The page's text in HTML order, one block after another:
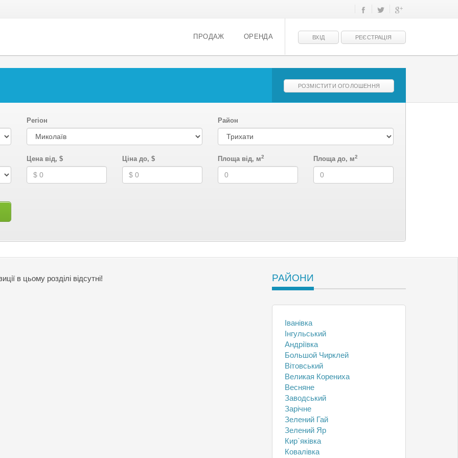
ВХІД РЕЄСТРАЦІЯ
ПРОДАЖ ОРЕНДА
РОЗМІСТИТИ ОГОЛОШЕННЯ
Регіон Район
Цена від, $ Ціна до, $ Площа від, м2 Площа до, м2
в цьому розділі відсутні! РАЙОНИ
Іванівка
Інгульський
Андріївка
Большой Чирклей
Вітовський
Великая Корениха
Весняне
Заводський
Зарічне
Зелений Гай
Зелений Яр
Кир`яківка
Ковалівка